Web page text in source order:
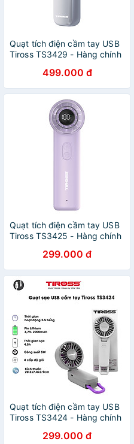
Quạt tích điện cầm tay USB
Tiross TS3429 - Hàng chính
499.000 đ
Quạt tích điện cầm tay USB
Tiross TS3425 - Hàng chính
299.000 đ
Quạt tích điện cầm tay USB
Tiross TS3424 - Hàng chính
299.000 đ